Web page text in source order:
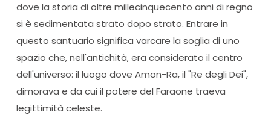
dove la storia di oltre millecinquecento anni di regno
si è sedimentata strato dopo strato. Entrare in
questo santuario significa varcare la soglia di uno
spazio che, nell'antichità, era considerato il centro
dell'universo: il luogo dove Amon-Ra, il "Re degli Dei",
dimorava e da cui il potere del Faraone traeva
legittimità celeste.